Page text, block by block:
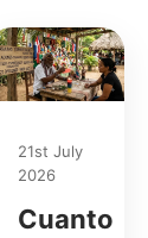
21st July
2026
Cuanto